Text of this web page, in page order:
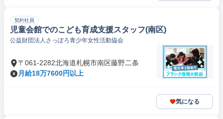
契約社員
児童会館でのこども育成支援スタッフ(南区)
公益財団法人さっぽろ青少年女性活動協会
〒061-2282北海道札幌市南区藤野二条
月給18万7600円以上
気になる